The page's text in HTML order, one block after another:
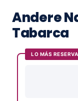
Andere
Tabarca
LO MÁS